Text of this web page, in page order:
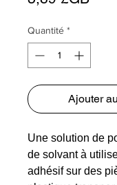
Quantité *
Ajouter
Une solution de
de solvant à
adhésif sur des